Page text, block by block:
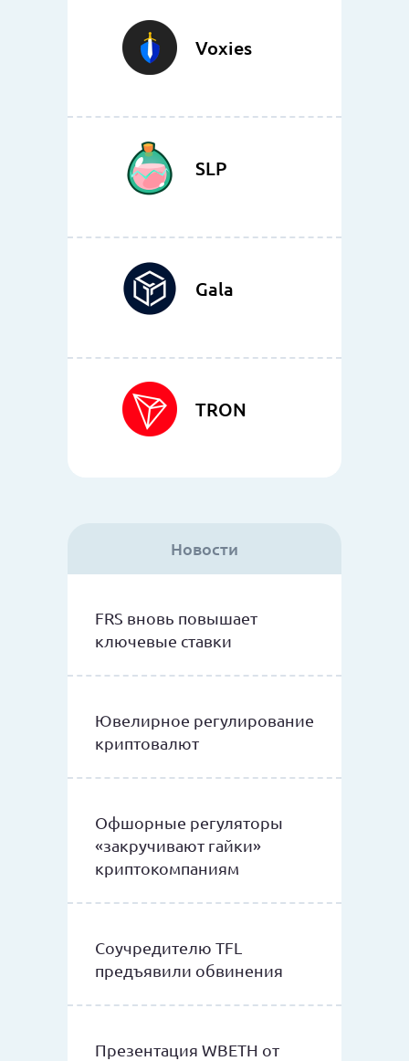
Voxies
SLP
Gala
TRON
Новости
FRS вновь повышает
ключевые ставки
Ювелирное регулирование
криптовалют
Офшорные регуляторы
«закручивают гайки»
криптокомпаниям
Соучредителю TFL
предъявили обвинения
Презентация WBETH от